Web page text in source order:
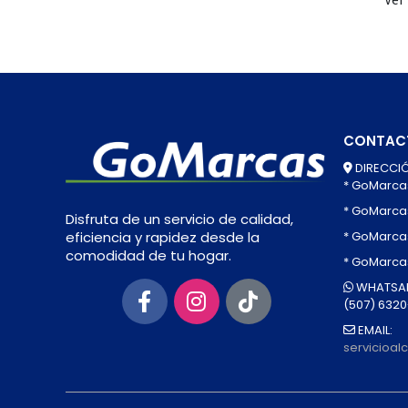
Disfruta de un servicio de calidad,
eficiencia y rapidez desde la
comodidad de tu hogar.
*
*
*
*
(507)
EMAIL: